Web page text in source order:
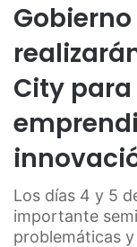
City
Los días 4 y 5
importante
problemáticas